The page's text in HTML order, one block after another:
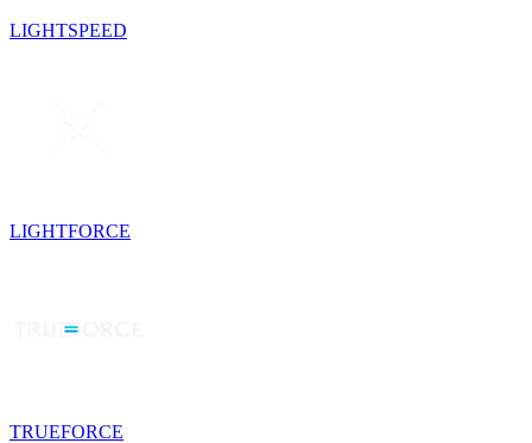
LIGHTSPEED
LIGHTFORCE
TRUEFORCE